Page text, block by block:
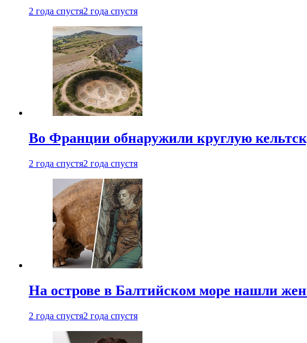
2 года спустя2 года спустя
Во Франции обнаружили круглую
2 года спустя2 года спустя
На острове в Балтийском море нашли
2 года спустя2 года спустя